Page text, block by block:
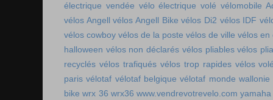
électrique vendée vélo électrique volé vélomobile
vélos Angell vélos Angell Bike vélos Di2 vélos IDF
vélos cowboy vélos de la poste vélos de ville vélos en
halloween vélos non déclarés vélos pliables vélos
recyclés vélos trafiqués vélos trop rapides vélos
paris vélotaf vélotaf belgique vélotaf monde wallonie
bike wrx 36 wrx36 www.vendrevotrevelo.com